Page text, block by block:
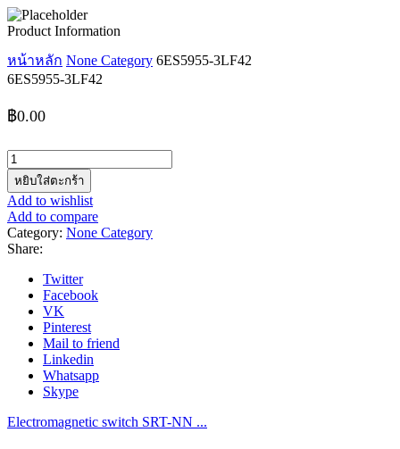
Product Information
หน้าหลัก None Category 6ES5955-3LF42
6ES5955-3LF42
฿0.00
จำนวน
6ES5955-
3LF42
ชิ้น
หยิบใส่ตะกร้า
Add to wishlist
Add to compare
Category: None Category
Share:
Twitter
Facebook
VK
Pinterest
Mail to friend
Linkedin
Whatsapp
Skype
Electromagnetic switch SRT-NN ...